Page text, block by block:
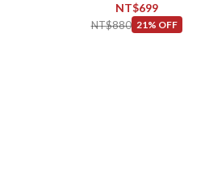
NT$699
NT$880 21% OFF